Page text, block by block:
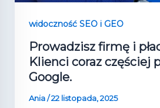
widoczność SEO i GEO
Prowadzisz firmę i
Klienci coraz częściej
Google.
Ania/22 listopada, 2025